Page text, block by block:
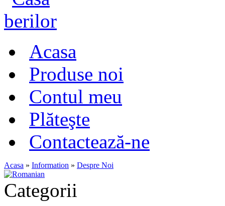
Acasa
Produse noi
Contul meu
Plăteşte
Contactează-ne
Acasa » Information » Despre Noi
Categorii